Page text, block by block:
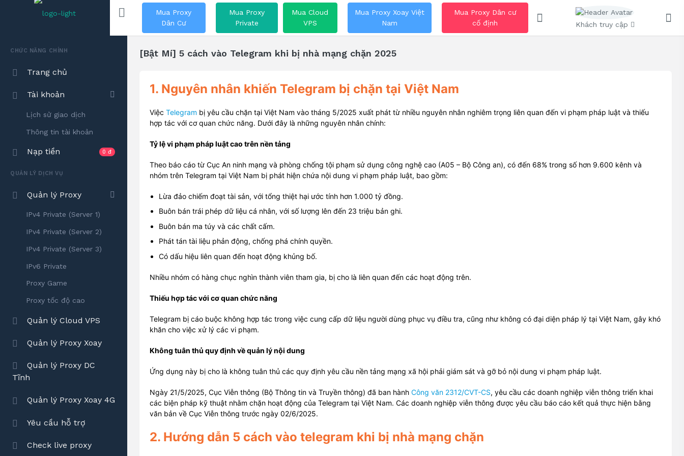
Mua Proxy
Dân Cư
Mua Proxy
Private
Mua Cloud
VPS
Mua Proxy Xoay Việt
Nam
Mua Proxy Dân cư
cố định
Khách truy cập
CHỨC NĂNG CHÍNH
Trang chủ
Tài khoản
Lịch sử giao dịch
Thông tin tài khoản
0 đ
Nạp tiền
QUẢN LÝ DỊCH VỤ
Quản lý Proxy
IPv4 Private (Server 1)
IPv4 Private (Server 2)
IPv4 Private (Server 3)
IPv6 Private
Proxy Game
Proxy tốc độ cao
Quản lý Cloud VPS
Quản lý Proxy Xoay
Quản lý Proxy DC
Tĩnh
Quản lý Proxy Xoay 4G
Yêu cầu hỗ trợ
Check live proxy
[Bật Mí] 5 cách vào Telegram khi bị nhà mạng chặn 2025
1. Nguyên nhân khiến Telegram bị chặn tại Việt Nam
Việc Telegram bị yêu cầu chặn tại Việt Nam vào tháng 5/2025 xuất phát từ nhiều nguyên nhân nghiêm trọng liên quan đến vi phạm pháp luật và thiếu
hợp tác với cơ quan chức năng. Dưới đây là những nguyên nhân chính:
Tỷ lệ vi phạm pháp luật cao trên nền tảng
Theo báo cáo từ Cục An ninh mạng và phòng chống tội phạm sử dụng công nghệ cao (A05 – Bộ Công an), có đến 68% trong số hơn 9.600 kênh và
nhóm trên Telegram tại Việt Nam bị phát hiện chứa nội dung vi phạm pháp luật, bao gồm:
Lừa đảo chiếm đoạt tài sản, với tổng thiệt hại ước tính hơn 1.000 tỷ đồng.
Buôn bán trái phép dữ liệu cá nhân, với số lượng lên đến 23 triệu bản ghi.
Buôn bán ma túy và các chất cấm.
Phát tán tài liệu phản động, chống phá chính quyền.
Có dấu hiệu liên quan đến hoạt động khủng bố.
Nhiều nhóm có hàng chục nghìn thành viên tham gia, bị cho là liên quan đến các hoạt động trên.
Thiếu hợp tác với cơ quan chức năng
Telegram bị cáo buộc không hợp tác trong việc cung cấp dữ liệu người dùng phục vụ điều tra, cũng như không có đại diện pháp lý tại Việt Nam, gây khó
khăn cho việc xử lý các vi phạm.
Không tuân thủ quy định về quản lý nội dung
Ứng dụng này bị cho là không tuân thủ các quy định yêu cầu nền tảng mạng xã hội phải giám sát và gỡ bỏ nội dung vi phạm pháp luật.
Ngày 21/5/2025, Cục Viễn thông (Bộ Thông tin và Truyền thông) đã ban hành Công văn 2312/CVT-CS, yêu cầu các doanh nghiệp viễn thông triển khai
các biện pháp kỹ thuật nhằm chặn hoạt động của Telegram tại Việt Nam. Các doanh nghiệp viễn thông được yêu cầu báo cáo kết quả thực hiện bằng
văn bản về Cục Viễn thông trước ngày 02/6/2025.
2. Hướng dẫn 5 cách vào telegram khi bị nhà mạng chặn